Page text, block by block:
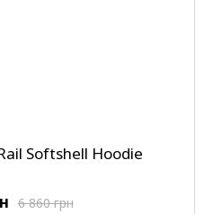
Softshell Hoodie
6 860 грн